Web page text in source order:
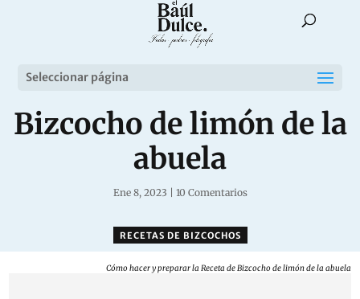
Seleccionar página
Bizcocho de limón de la
abuela
Ene 8, 2023 10 Comentarios
RECETAS DE BIZCOCHOS
Cómo hacer y preparar la Receta de Bizcocho de limón de la abuela